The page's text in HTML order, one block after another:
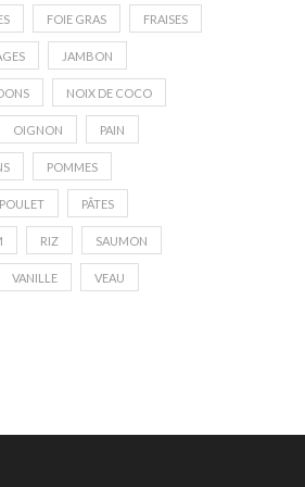
FOIE GRAS FRAISES
JAMBON
NOIX DE COCO
OIGNON PAIN
POMMES
POULET PÂTES
RIZ SAUMON
VANILLE VEAU